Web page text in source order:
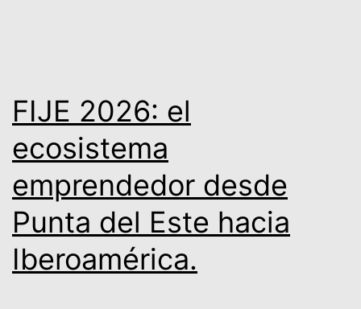
FIJE 2026: el
ecosistema
emprendedor desde
Punta del Este hacia
Iberoamérica.